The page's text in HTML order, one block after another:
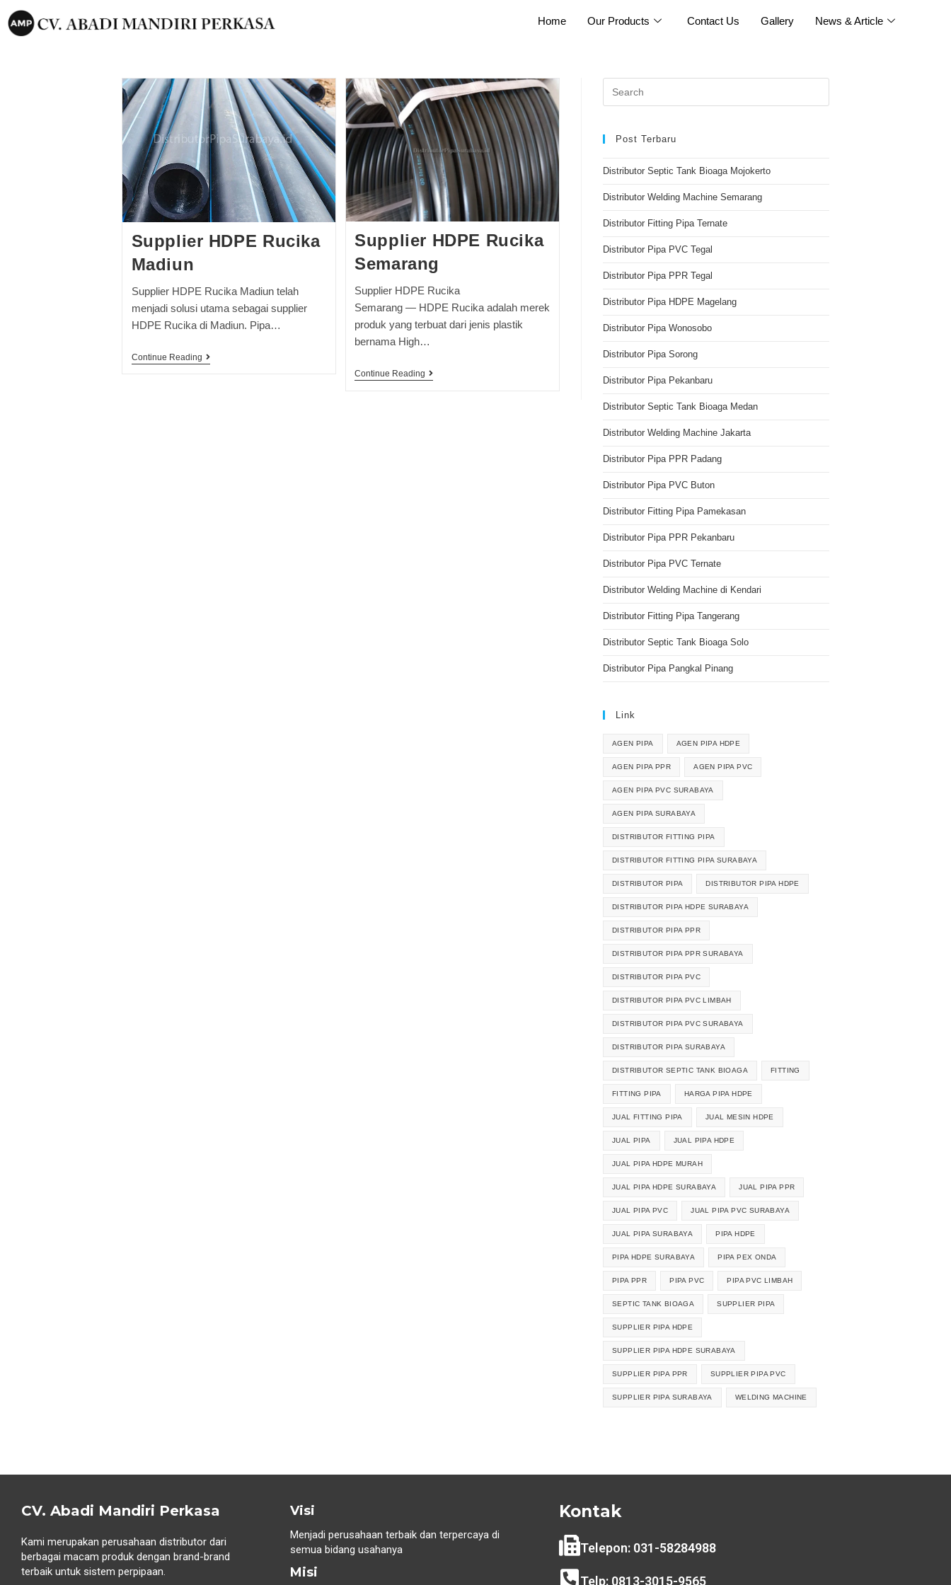
Home Our Products Contact Us Gallery News & Article
Supplier HDPE Rucika
Madiun
Supplier HDPE Rucika Madiun telah
menjadi solusi utama sebagai supplier
HDPE Rucika di Madiun. Pipa…
Continue Reading
Supplier HDPE Rucika
Semarang
Supplier HDPE Rucika
Semarang — HDPE Rucika adalah merek
produk yang terbuat dari jenis plastik
bernama High…
Continue Reading
Post Terbaru
Distributor Septic Tank Bioaga Mojokerto
Distributor Welding Machine Semarang
Distributor Fitting Pipa Ternate
Distributor Pipa PVC Tegal
Distributor Pipa PPR Tegal
Distributor Pipa HDPE Magelang
Distributor Pipa Wonosobo
Distributor Pipa Sorong
Distributor Pipa Pekanbaru
Distributor Septic Tank Bioaga Medan
Distributor Welding Machine Jakarta
Distributor Pipa PPR Padang
Distributor Pipa PVC Buton
Distributor Fitting Pipa Pamekasan
Distributor Pipa PPR Pekanbaru
Distributor Pipa PVC Ternate
Distributor Welding Machine di Kendari
Distributor Fitting Pipa Tangerang
Distributor Septic Tank Bioaga Solo
Distributor Pipa Pangkal Pinang
Link
AGEN PIPA AGEN PIPA HDPE
AGEN PIPA PPR AGEN PIPA PVC
AGEN PIPA PVC SURABAYA
AGEN PIPA SURABAYA
DISTRIBUTOR FITTING PIPA
DISTRIBUTOR FITTING PIPA SURABAYA
DISTRIBUTOR PIPA DISTRIBUTOR PIPA HDPE
DISTRIBUTOR PIPA HDPE SURABAYA
DISTRIBUTOR PIPA PPR
DISTRIBUTOR PIPA PPR SURABAYA
DISTRIBUTOR PIPA PVC
DISTRIBUTOR PIPA PVC LIMBAH
DISTRIBUTOR PIPA PVC SURABAYA
DISTRIBUTOR PIPA SURABAYA
DISTRIBUTOR SEPTIC TANK BIOAGA FITTING
FITTING PIPA HARGA PIPA HDPE
JUAL FITTING PIPA JUAL MESIN HDPE
JUAL PIPA JUAL PIPA HDPE
JUAL PIPA HDPE MURAH
JUAL PIPA HDPE SURABAYA JUAL PIPA PPR
JUAL PIPA PVC JUAL PIPA PVC SURABAYA
JUAL PIPA SURABAYA PIPA HDPE
PIPA HDPE SURABAYA PIPA PEX ONDA
PIPA PPR PIPA PVC PIPA PVC LIMBAH
SEPTIC TANK BIOAGA SUPPLIER PIPA
SUPPLIER PIPA HDPE
SUPPLIER PIPA HDPE SURABAYA
SUPPLIER PIPA PPR SUPPLIER PIPA PVC
SUPPLIER PIPA SURABAYA WELDING MACHINE
CV. Abadi Mandiri Perkasa
Kami merupakan perusahaan distributor dari
berbagai macam produk dengan brand-brand
terbaik untuk sistem perpipaan.
Visi
Menjadi perusahaan terbaik dan terpercaya di
semua bidang usahanya
Misi
Kontak
Telepon: 031-58284988
Telp: 0813-3015-9565